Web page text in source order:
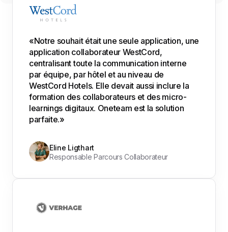
«Notre souhait était une seule application, une
application collaborateur WestCord,
centralisant toute la communication interne
par équipe, par hôtel et au niveau de
WestCord Hotels. Elle devait aussi inclure la
formation des collaborateurs et des micro-
learnings digitaux. Oneteam est la solution
parfaite.»
Eline Ligthart
Responsable Parcours Collaborateur